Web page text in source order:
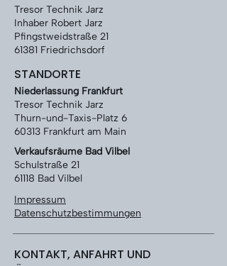
Tresor Technik Jarz
Inhaber Robert Jarz
Pfingstweidstraße 21
61381 Friedrichsdorf
STANDORTE
Niederlassung Frankfurt
Tresor Technik Jarz
Thurn-und-Taxis-Platz 6
60313 Frankfurt am Main
Verkaufsräume Bad Vilbel
Schulstraße 21
61118 Bad Vilbel
Impressum
Datenschutzbestimmungen
KONTAKT, ANFAHRT UND